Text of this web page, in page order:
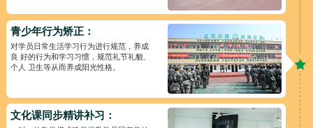
青少年行为矫正：
对学员日常生活学习行为进行规范，养成
良 好的行为和学习习惯，规范礼节礼貌、
个人 卫生等从而养成阳光性格。
文化课同步精讲补习：